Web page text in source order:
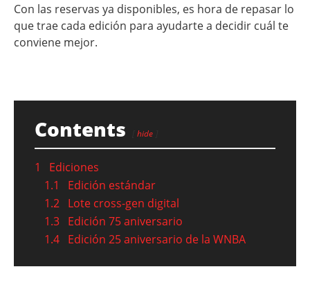
Con las reservas ya disponibles, es hora de repasar lo
que trae cada edición para ayudarte a decidir cuál te
conviene mejor.
Contents hide
1
Ediciones
1.1
Edición estándar
1.2 Lote cross-gen digital
1.3 Edición 75 aniversario
1.4 Edición 25 aniversario de la WNBA